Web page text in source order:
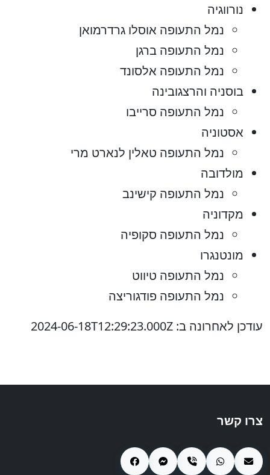
נורווגיה
נמל התעופה אוסלו גרדרמואן
נמל התעופה ברגן
נמל התעופה אלסונד
בוסניה והרצגובינה
נמל התעופה סרייבו
אסטוניה
נמל התעופה טאלין לנארט מרי
מולדובה
נמל התעופה קישינב
מקדוניה
נמל התעופה סקופיה
מונטנגרו
נמל התעופה טיווט
נמל התעופה פודגוריצה
עודכן לאחרונה ב: 2024-06-18T12:29:23.000Z
צרו קשר